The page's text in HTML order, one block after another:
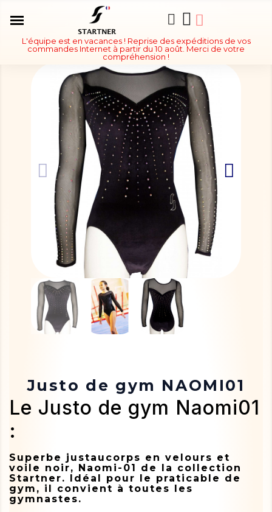
L'équipe est en vacances ! Reprise des expéditions de vos
commandes Internet à partir du 10 août. Merci de votre
compréhension !
Justo de gym NAOMI01
Le Justo de gym Naomi01
:
Superbe justaucorps en velours et
voile noir, Naomi-01 de la collection
Startner. Idéal pour le praticable de
gym, il convient à toutes les
gymnastes.